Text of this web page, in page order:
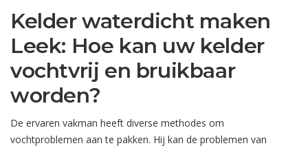
Kelder waterdicht maken
Leek: Hoe kan uw kelder
vochtvrij en bruikbaar
worden?
De ervaren vakman heeft diverse methodes om
vochtproblemen aan te pakken. Hij kan de problemen van